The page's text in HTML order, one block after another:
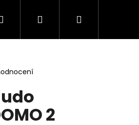
Dárkové předměty a
Hledat PřihlášeníNákupní
2